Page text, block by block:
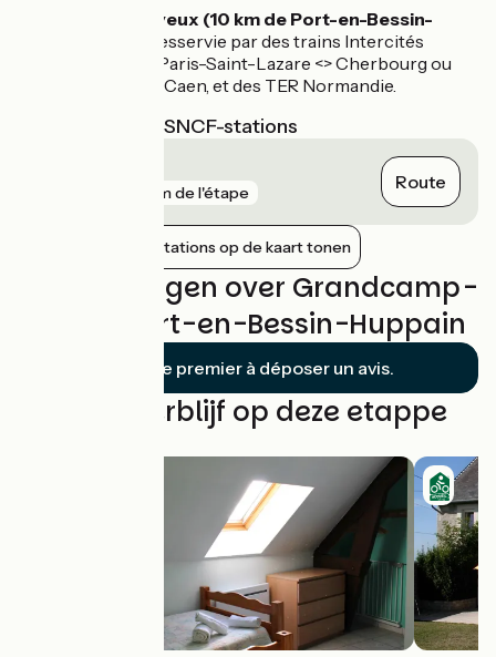
Gare de Bayeux (10 km de Port-en-Bessin-
, desservie par des trains Intercités
Normandie Paris-Saint-Lazare <> Cherbourg ou
Saint-Lô, via Caen, et des TER Normandie.
Dichtstbijzijnde SNCF-stations
8 km de l'étape Route
Nabijgelegen stations op de kaart tonen
Beoordelingen over Grandcamp-
Maisy / Port-en-Bessin-Huppain
Soyez le premier à déposer un avis.
Vind uw verblijf op deze etappe